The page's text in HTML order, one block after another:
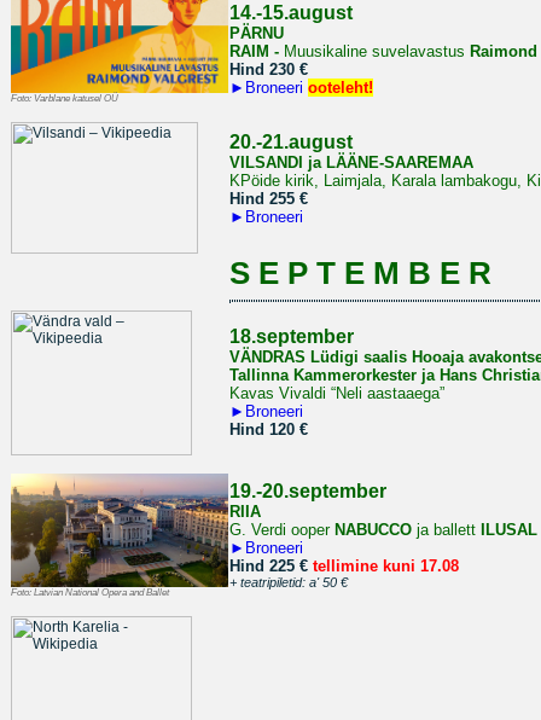
Foto: Varblane katusel OÜ
14.-15.august
PÄRNU
RAIM - Muusikaline suvelavastus
Hind 230 €
► Broneeri ooteleht!
20.-21.august
VILSANDI ja LÄÄNE-SAAREMAA
KPöide kirik, Laimjala, Karala lambakogu,
Hind 255 €
► Broneeri
S E P T E M B E R
18.september
VÄNDRAS Lüdigi saalis Hooaja
Tallinna Kammerorkester ja Hans
Kavas Vivaldi “Neli aastaaega”
► Broneeri
Hind 120 €
Foto: Latvian National Opera and Ballet
19.-20.september
RIIA
G. Verdi ooperNABUCCO ja ballett
► Broneeri
Hind 225 € tellimine kuni 17.08
+ teatripiletid: a' 50 €